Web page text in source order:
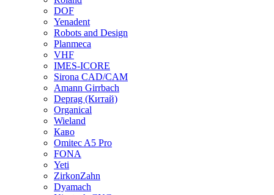
DOF
Yenadent
Robots and Design
Planmeca
VHF
IMES-ICORE
Sirona CAD/CAM
Amann Girrbach
Deprag (Китай)
Organical
Wieland
Каво
Omitec A5 Pro
FONA
Yeti
ZirkonZahn
Dyamach